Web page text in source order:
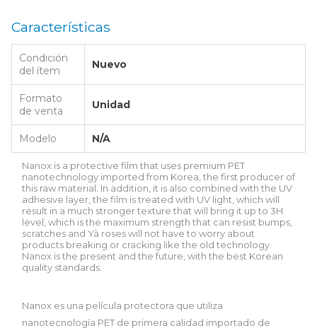
Características
Condición
del ítem
Nuevo
Formato
de venta
Unidad
Modelo N/A
Nanox is a protective film that uses premium PET
nanotechnology imported from Korea, the first producer of
this raw material. In addition, it is also combined with the UV
adhesive layer, the film is treated with UV light, which will
result in a much stronger texture that will bring it up to 3H
level, which is the maximum strength that can resist bumps,
scratches and Yà roses will not have to worry about
products breaking or cracking like the old technology.
Nanox is the present and the future, with the best Korean
quality standards.
Nanox es una película protectora que utiliza
nanotecnología PET de primera calidad importado de